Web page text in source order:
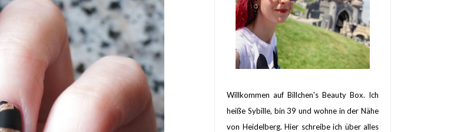
Willkommen auf Billchen's Beauty Box. Ich
heiße Sybille, bin 39 und wohne in der Nähe
von Heidelberg. Hier schreibe ich über alles